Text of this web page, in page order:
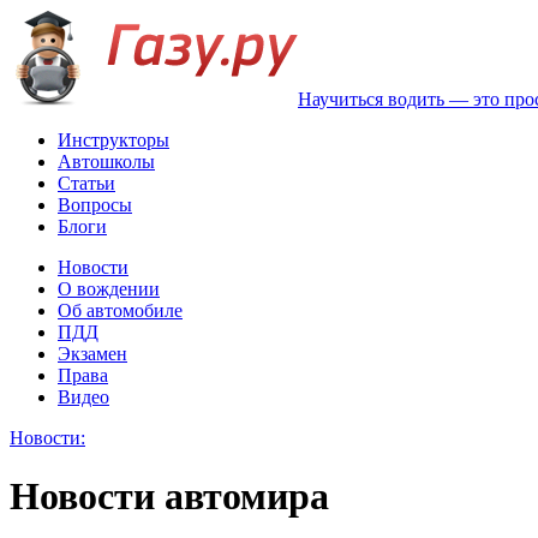
Научиться водить — это
Инструкторы
Автошколы
Статьи
Вопросы
Блоги
Новости
О вождении
Об автомобиле
ПДД
Экзамен
Права
Видео
Новости:
Новости автомира